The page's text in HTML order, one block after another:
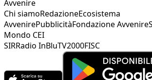
Avvenire
Chi siamoRedazioneEcosistema
AvvenirePubblicitàFondazione Avvenire
Mondo CEI
SIRRadio InBluTV2000FISC